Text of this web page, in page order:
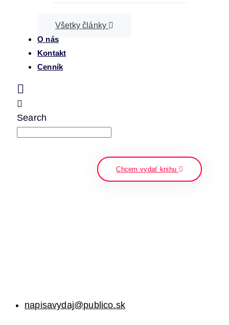
Všetky články
O nás
Kontakt
Cenník
Search
Chcem vydať knihu
napisavydaj@publico.sk